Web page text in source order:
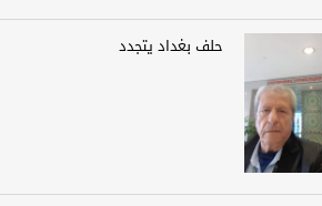
حلف بغداد يتجدد